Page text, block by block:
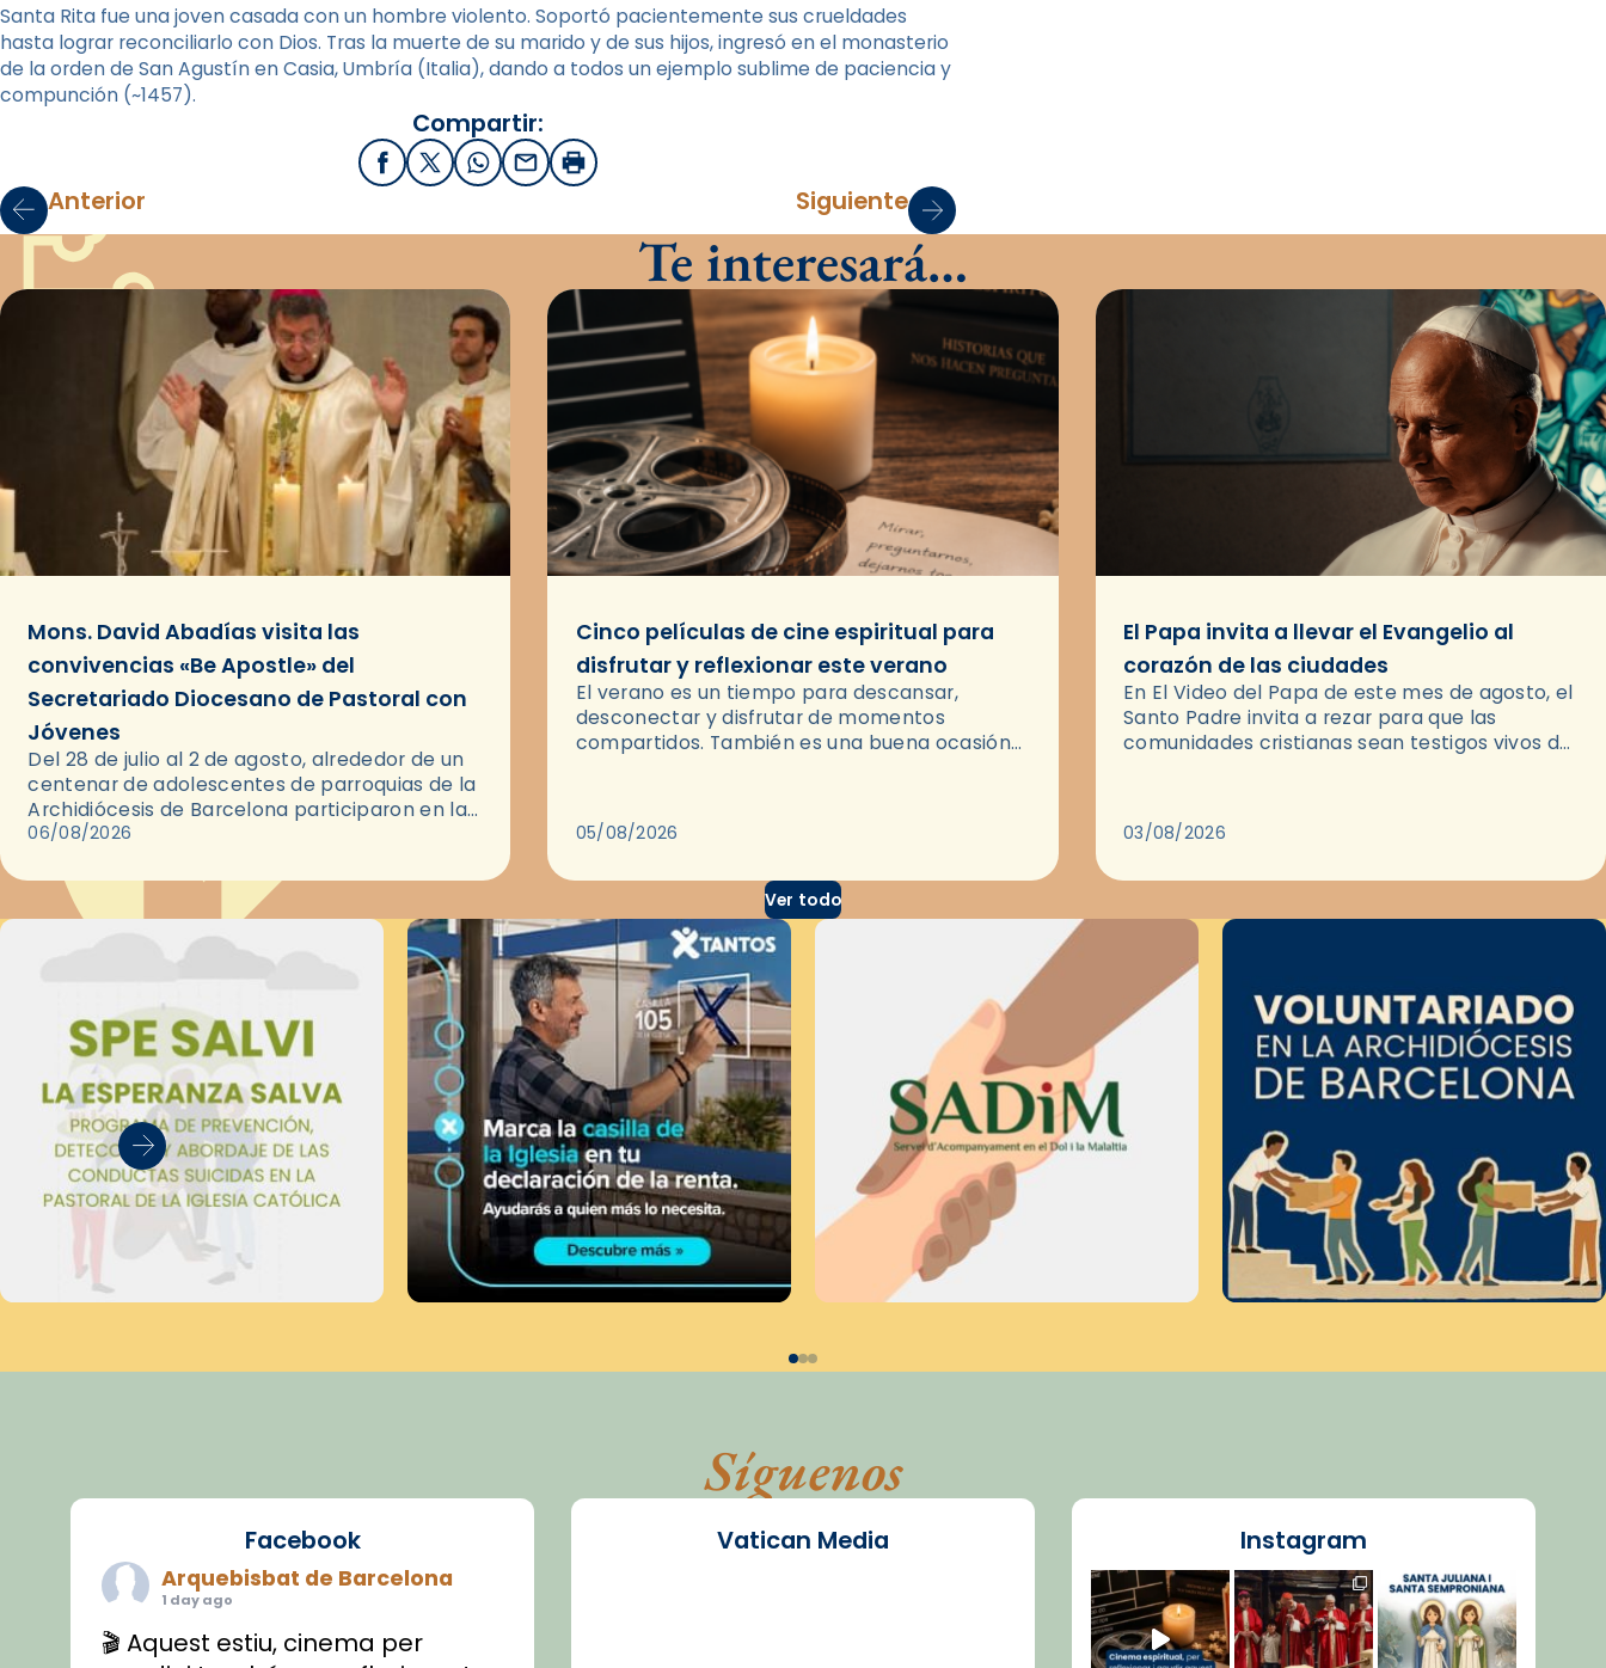
Santa Rita fue una joven casada con un hombre violento. Soportó pacientemente sus crueldades
hasta lograr reconciliarlo con Dios. Tras la muerte de su marido y de sus hijos, ingresó en el monasterio
de la orden de San Agustín en Casia, Umbría (Italia), dando a todos un ejemplo sublime de paciencia y
compunción (~1457).
Compartir:
FacebookX / Twitter
WhatsApp
EmailImprimir
Anterior Siguiente
Te interesará…
Mons. David Abadías visita las
convivencias «Be Apostle» del
Secretariado Diocesano de Pastoral con
Jóvenes
Del 28 de julio al 2 de agosto, alrededor de un
centenar de adolescentes de parroquias de la
Archidiócesis de Barcelona participaron en las
convivencias Be Apostle, organizadas por el
06/08/2026
Cinco películas de cine espiritual para
disfrutar y reflexionar este verano
El verano es un tiempo para descansar,
desconectar y disfrutar de momentos
compartidos. También es una buena ocasión
05/08/2026
El Papa invita a llevar el Evangelio al
corazón de las ciudades
En El Video del Papa de este mes de agosto, el
Santo Padre invita a rezar para que las
comunidades cristianas sean testigos vivos del
03/08/2026
Ver todo
Síguenos
Facebook
Arquebisbat de Barcelona
1 day ago
🎬 Aquest estiu, cinema per
Vatican Media Instagram